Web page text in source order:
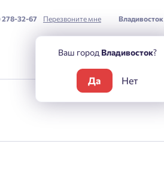
278-32-67 Перезвоните мне Владивосток
Ваш город Владивосток?
Да Нет